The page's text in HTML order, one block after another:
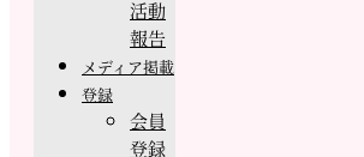
活動
報告
メディア掲載
登録
会員
登録